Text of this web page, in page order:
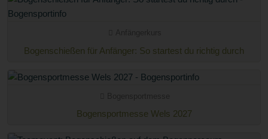
Bogenschießen für Anfänger: So startest du richtig durch
Bogensportmesse Wels 2027